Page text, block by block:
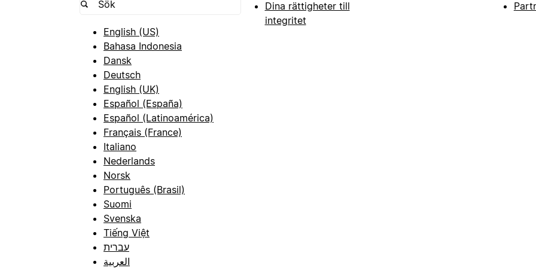
English (US)
Bahasa Indonesia
Dansk
Deutsch
English (UK)
Español (España)
Español (Latinoamérica)
Français (France)
Italiano
Nederlands
Norsk
Português (Brasil)
Suomi
Svenska
Tiếng Việt
עברית
العربية
Dina rättigheter till
integritet